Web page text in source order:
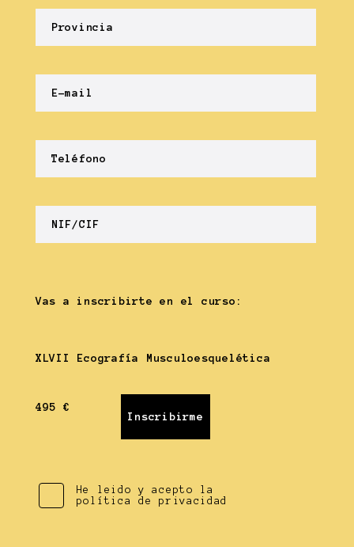
Vas a inscribirte en el curso:
XLVII Ecografía Musculoesquelética
495 €
He leido y acepto la
política de privacidad